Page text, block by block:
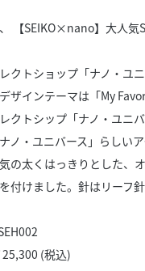
スタッフ
方）
【SEIKO×nano】大人気
クトショップ「ナノ・ユ
ザインテーマは「My
クトシップ「ナノ・ユニ
ノ・ユニバース」らしい
の太くはっきりとした、
付けました。針はリーフ
(税込)